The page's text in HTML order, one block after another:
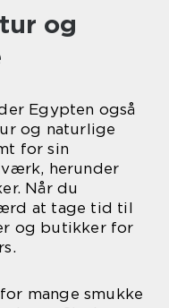
og
Egypten også
og naturlige
for sin
herunder
Når du
at tage tid til
og butikker for
mange smukke